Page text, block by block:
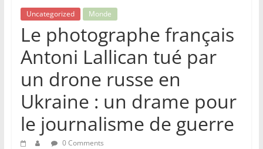
Uncategorized Monde
Le photographe français
Antoni Lallican tué par
un drone russe en
Ukraine : un drame pour
le journalisme de guerre
0 Comments